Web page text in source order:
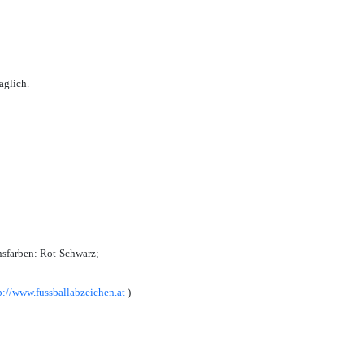
Rot-Schwarz;
www.fussballabzeichen.at )